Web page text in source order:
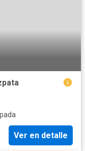
Ver en detalle